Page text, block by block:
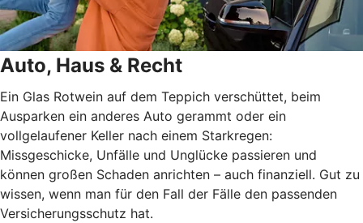
Auto, Haus & Recht
Ein Glas Rotwein auf dem Teppich verschüttet, beim
Ausparken ein anderes Auto gerammt oder ein
vollgelaufener Keller nach einem Starkregen:
Missgeschicke, Unfälle und Unglücke passieren und
können großen Schaden anrichten – auch finanziell. Gut zu
wissen, wenn man für den Fall der Fälle den passenden
Versicherungsschutz hat.